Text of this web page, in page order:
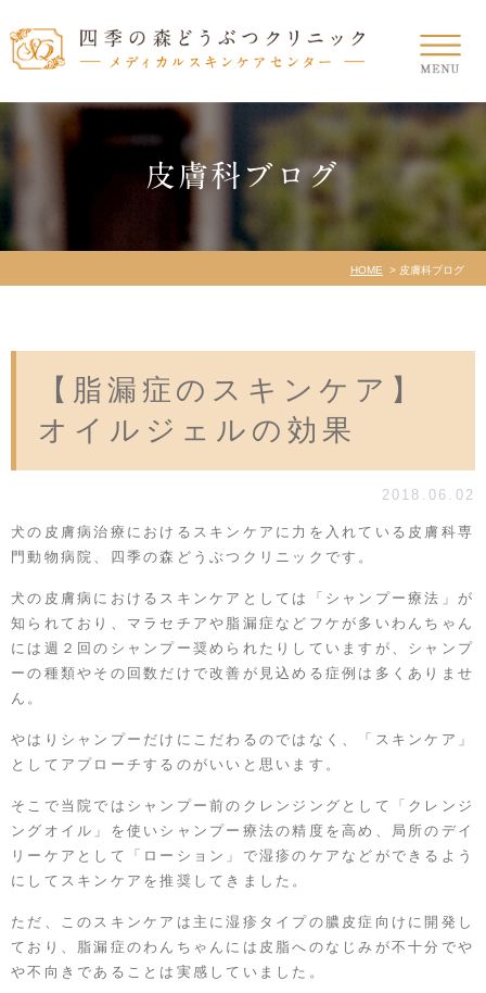
皮膚科ブログ
HOME 皮膚科ブログ
【脂漏症のスキンケア】
オイルジェルの効果
2018.06.02
犬の皮膚病治療におけるスキンケアに力を入れている皮膚科専
門動物病院、四季の森どうぶつクリニックです。
犬の皮膚病におけるスキンケアとしては「シャンプー療法」が
知られており、マラセチアや脂漏症などフケが多いわんちゃん
には週２回のシャンプー奨められたりしていますが、シャンプ
ーの種類やその回数だけで改善が見込める症例は多くありませ
ん。
やはりシャンプーだけにこだわるのではなく、「スキンケア」
としてアプローチするのがいいと思います。
そこで当院ではシャンプー前のクレンジングとして「クレンジ
ングオイル」を使いシャンプー療法の精度を高め、局所のデイ
リーケアとして「ローション」で湿疹のケアなどができるよう
にしてスキンケアを推奨してきました。
ただ、このスキンケアは主に湿疹タイプの膿皮症向けに開発し
ており、脂漏症のわんちゃんには皮脂へのなじみが不十分でや
や不向きであることは実感していました。